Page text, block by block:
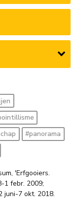
#panorama
'Erfgooiers.
1 febr. 2009;
juni-7 okt. 2018.